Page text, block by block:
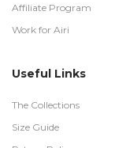
Affiliate Program
Work for Airi
Useful Links
The Collections
Size Guide